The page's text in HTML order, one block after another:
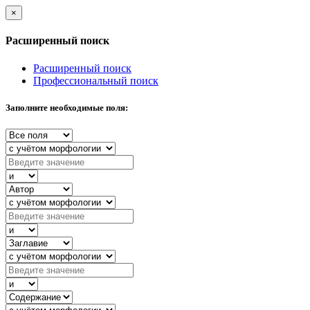
×
Расширенный поиск
Расширенный поиск
Профессиональный поиск
Заполните необходимые поля: